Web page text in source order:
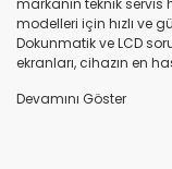
markanın teknik servis
modelleri için hızlı ve
Dokunmatik ve LCD
ekranları, cihazın en
uyumlu olup